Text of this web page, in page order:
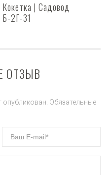
Кокетка | Садовод
Б-2Г-31
ОТЗЫВ
опубликован. Обязательные